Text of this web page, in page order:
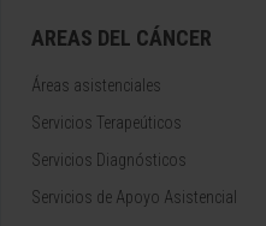
AREAS DEL CÁNCER
Áreas asistenciales
Servicios Terapeúticos
Servicios Diagnósticos
Servicios de Apoyo Asistencial